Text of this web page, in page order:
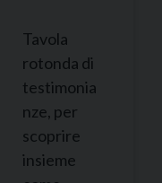
Tavola
rotonda di
testimonia
nze, per
scoprire
insieme